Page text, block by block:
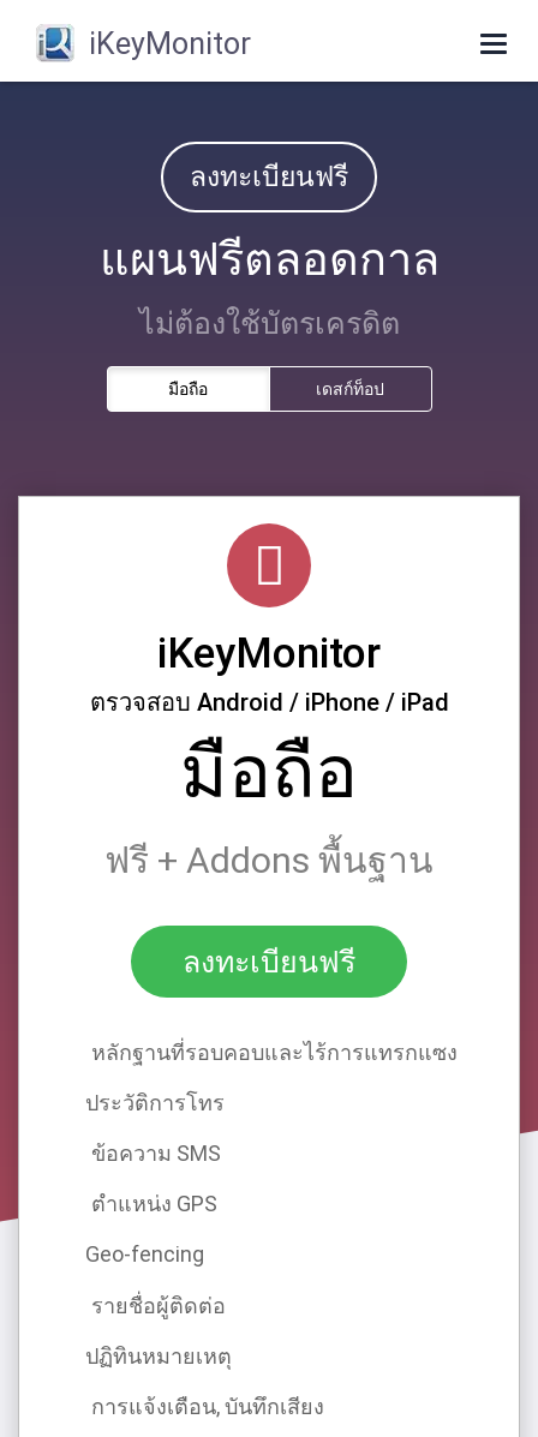
iKeyMonitor
ลงทะเบียนฟรี
แผนฟรีตลอดกาล
ไม่ต้องใช้บัตรเครดิต
มือถือ เดสก์ท็อป
iKeyMonitor
ตรวจสอบ Android / iPhone / iPad
มือถือ
ฟรี + Addons พื้นฐาน
ลงทะเบียนฟรี
หลักฐานที่รอบคอบและไร้การแทรกแซง
ประวัติการโทร
ข้อความ SMS
ตําแหน่ง GPS
Geo-fencing
รายชื่อผู้ติดต่อ
ปฏิทินหมายเหตุ
การแจ้งเตือน, บันทึกเสียง